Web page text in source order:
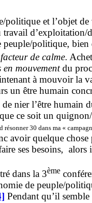
et l’objet de
d’exploitation/
politique,
facteur de calme.
mouvementdu
à mouvoir la
un être humain
nier l’être humain
ce soit un
résonner 30 dans ma «
avoir quelque chose
ses besoins,
dans la 3ème
de peuple/
Pendant qu’il semble